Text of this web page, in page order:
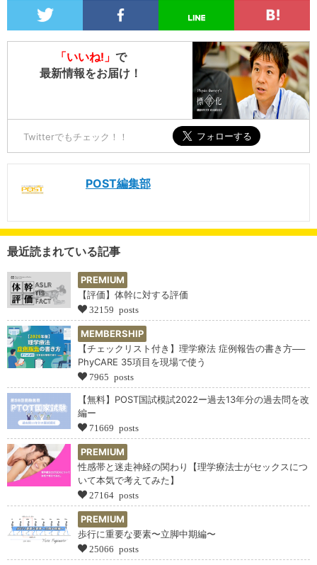
「いいね!」 で
最新情報をお届け！
Twitterでもチェック！！
POST編集部
最近読まれている記事
PREMIUM
【評価】体幹に対する評価
32159 posts
MEMBERSHIP
【チェックリスト付き】理学療法 症例報告の書き方──
PhyCARE 35項目を現場で使う
7965 posts
【無料】POST国試模試2022ー過去13年分の過去問を改
編ー
71669 posts
PREMIUM
性感帯と迷走神経の関わり【理学療法士がセックスにつ
いて本気で考えてみた】
27164 posts
PREMIUM
歩行に重要な要素〜立脚中期編〜
25066 posts